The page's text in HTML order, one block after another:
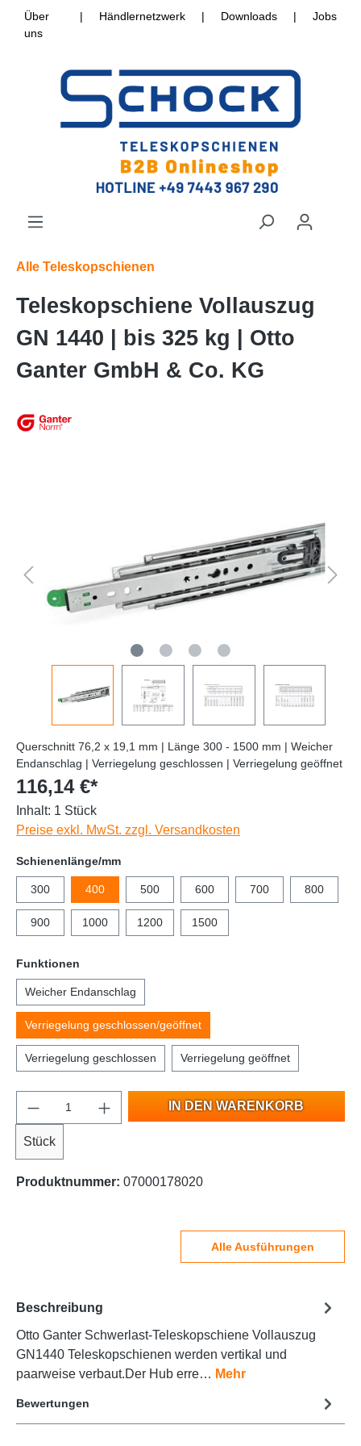
Über
uns
| Händlernetzwerk | Downloads | Jobs
Alle Teleskopschienen
Teleskopschiene Vollauszug
GN 1440 | bis 325 kg | Otto
Ganter GmbH & Co. KG
Querschnitt 76,2 x 19,1 mm | Länge 300 - 1500 mm | Weicher
Endanschlag | Verriegelung geschlossen | Verriegelung geöffnet
116,14 €*
Inhalt: 1 Stück
Preise exkl. MwSt. zzgl. Versandkosten
Schienenlänge/mm
300 400 500 600 700 800
900 1000 1200 1500
Funktionen
Weicher Endanschlag
Verriegelung geschlossen/geöffnet
Verriegelung geschlossen Verriegelung geöffnet
Stück
IN DEN WARENKORB
Produktnummer: 07000178020
Alle Ausführungen
Beschreibung
Otto Ganter Schwerlast-Teleskopschiene Vollauszug
GN1440 Teleskopschienen werden vertikal und
paarweise verbaut.Der Hub erre… Mehr
Bewertungen